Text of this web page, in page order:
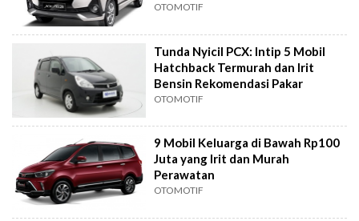
OTOMOTIF
Tunda Nyicil PCX: Intip 5 Mobil
Hatchback Termurah dan Irit
Bensin Rekomendasi Pakar
OTOMOTIF
9 Mobil Keluarga di Bawah Rp100
Juta yang Irit dan Murah
Perawatan
OTOMOTIF